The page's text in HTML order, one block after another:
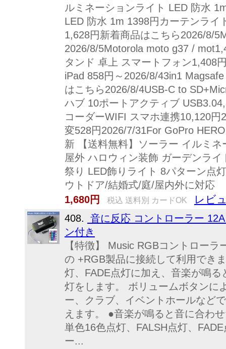
ルミネーションライト LED 防水
LED 防水 1m 1398円カーテンライ
1,628円新着商品はこちら2026/8/
2026/8/5Motorola moto g37 /
タンド 卓上 スマートフォン1,408
iPad 858円～2026/8/43in1
はこちら2026/8/4USB-C to
ハブ 10ポートアクティブ
コーダーWIFI スマホ連携10,120
変528円2026/7/31For GoPro
新 【送料無料】ソーラー イルミ
屋外 ハロウィン装飾 ガーデンラ
祭り LED飾りライト 8パターン点
ウトドア/結婚式/庭/屋内外に対応
1,680円
税込 送料別 カードOK レビ
408.
音に反応 コントローラー
ン付き
【特徴】 Music RGBコントロー
の +RGB製品に接続して利用でき
灯、FADE点灯に加え、音楽が鳴
灯をします。 ボリュームボタンに
ー、クラブ、イベントホールなど
えます。 ●音楽が鳴ると音に合わ
単色16色点灯、FALSH点灯、
ー...